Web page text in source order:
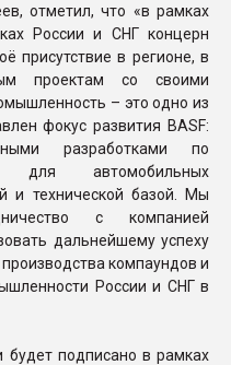
отметил, что «в рамках
России и СНГ концерн
присутствие в регионе, в
проектам со своими
– это одно из
фокус развития BASF:
разработками по
для автомобильных
и технической базой. Мы
с компанией
дальнейшему успеху
компаундов и
России и СНГ в
подписано в рамках